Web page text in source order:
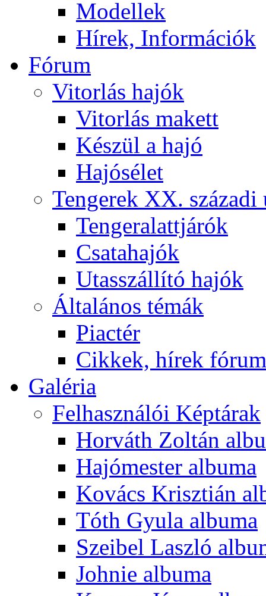
Modellek
Hírek, Információk
Fórum
Vitorlás hajók
Vitorlás makett
Készül a hajó
Hajósélet
Tengerek XX. századi
Tengeralattjárók
Csatahajók
Utasszállító hajók
Általános témák
Piactér
Cikkek, hírek
Galéria
Felhasználói Képtárak
Horváth Zoltán
Hajómester albuma
Kovács Krisztián
Tóth Gyula albuma
Szeibel Laszló
Johnie albuma